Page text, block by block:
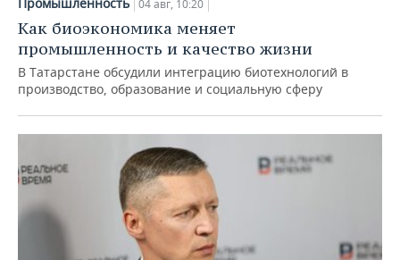
04 авг, 10:20
Как биоэкономика меняет
промышленность и качество жизни
В Татарстане обсудили интеграцию биотехнологий в
производство, образование и социальную сферу